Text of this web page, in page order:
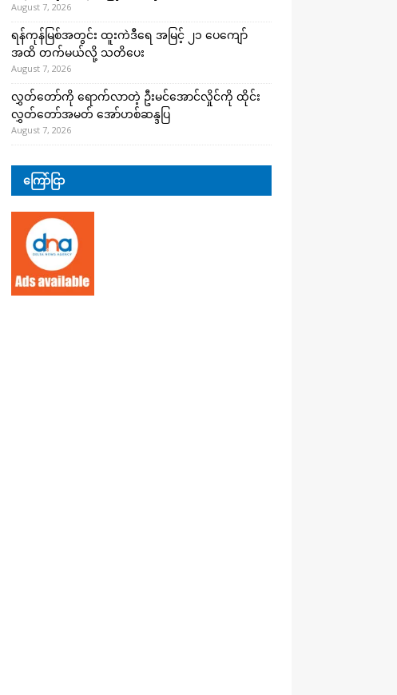
August 7, 2026
ရန်ကုန်မြစ်အတွင်း ထူးကဲဒီရေ အ​မြင့် ၂၁ ပေကျော်
အထိ တက်မယ်လို့ သတိပေး
August 7, 2026
လွှတ်တော်ကို ရောက်လာတဲ့ ဦးမင်အောင်လှိုင်ကို ထိုင်း
လွှတ်တော်အမတ် အော်ဟစ်ဆန္ဒပြ
August 7, 2026
ကြော်ငြာ